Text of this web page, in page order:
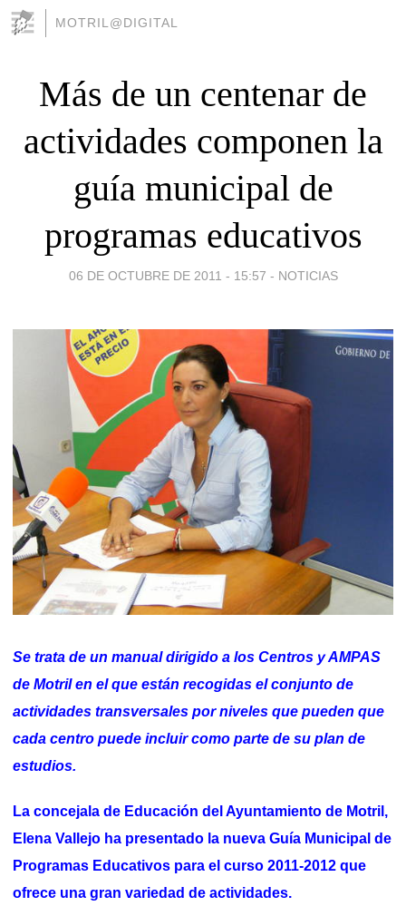
MOTRIL@DIGITAL
Más de un centenar de
actividades componen la
guía municipal de
programas educativos
06 DE OCTUBRE DE 2011 - 15:57 - NOTICIAS
Se trata de un manual dirigido a los Centros y AMPAS
de Motril en el que están recogidas el conjunto de
actividades transversales por niveles que pueden que
cada centro puede incluir como parte de su plan de
estudios.
La concejala de Educación del Ayuntamiento de Motril,
Elena Vallejo ha presentado la nueva Guía Municipal de
Programas Educativos para el curso 2011-2012 que
ofrece una gran variedad de actividades.